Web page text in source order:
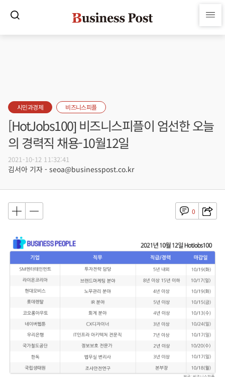
시민과경제 비즈니스피플
[HotJobs100] 비즈니스피플이 엄선한 오늘
의 경력직 채용-10월12일
2021-10-12 11:32:41
김서아 기자 - seoa@businesspost.co.kr
0